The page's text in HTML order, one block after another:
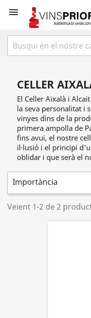

CELLER
El Celler Aixalà i
la seva personalitat i
vinyes dins de la
primera ampolla de
fins avui, el nostre
il·lusió i el principi
oblidar i que serà el
Importància
Veient 1-2 de 2